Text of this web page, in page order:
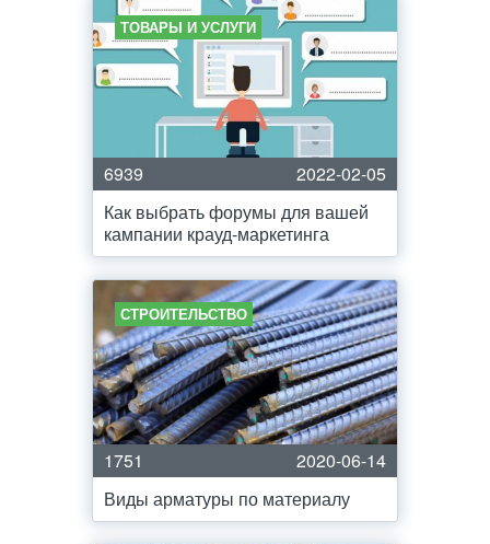
ТОВАРЫ И УСЛУГИ
6939
2022-02-05
Как выбрать форумы для вашей
кампании крауд-маркетинга
СТРОИТЕЛЬСТВО
1751
2020-06-14
Виды арматуры по материалу